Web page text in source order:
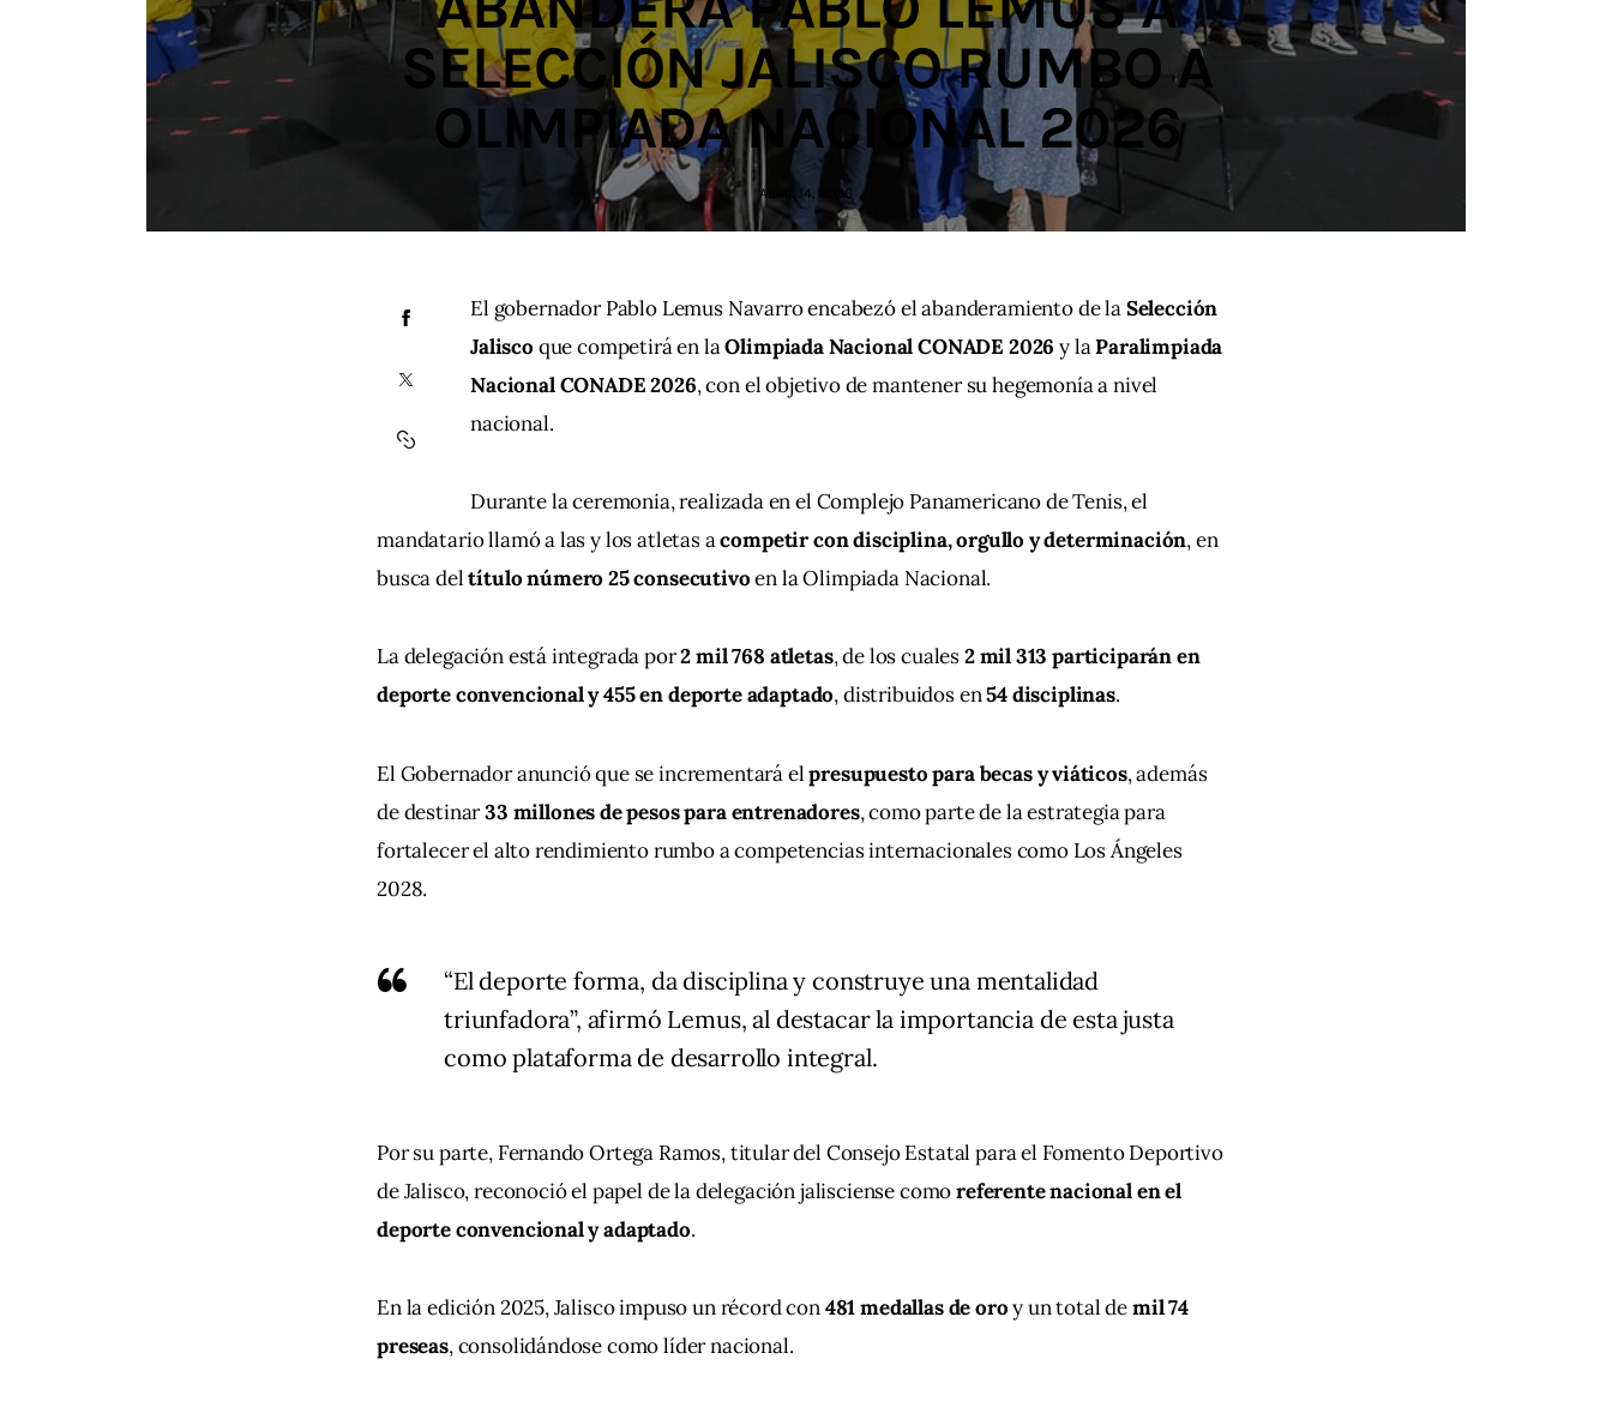
SELECCIÓN JALISCO RUMBO A
OLIMPIADA NACIONAL 2026
ABRIL 14, 2026
El gobernador Pablo Lemus Navarro encabezó el abanderamiento de la Selección
Jalisco que competirá en la Olimpiada Nacional CONADE 2026 y la Paralimpiada
Nacional CONADE 2026, con el objetivo de mantener su hegemonía a nivel
nacional.
Durante la ceremonia, realizada en el Complejo Panamericano de Tenis, el
mandatario llamó a las y los atletas a competir con disciplina, orgullo y determinación, en
busca del título número 25 consecutivo en la Olimpiada Nacional.
La delegación está integrada por 2 mil 768 atletas, de los cuales 2 mil 313 participarán en
deporte convencional y 455 en deporte adaptado, distribuidos en 54 disciplinas.
El Gobernador anunció que se incrementará el presupuesto para becas y viáticos, además
de destinar 33 millones de pesos para entrenadores, como parte de la estrategia para
fortalecer el alto rendimiento rumbo a competencias internacionales como Los Ángeles
2028.
“El deporte forma, da disciplina y construye una mentalidad
triunfadora”, afirmó Lemus, al destacar la importancia de esta justa
como plataforma de desarrollo integral.
Por su parte, Fernando Ortega Ramos, titular del Consejo Estatal para el Fomento Deportivo
de Jalisco, reconoció el papel de la delegación jalisciense como referente nacional en el
deporte convencional y adaptado.
En la edición 2025, Jalisco impuso un récord con 481 medallas de oro y un total de mil 74
preseas, consolidándose como líder nacional.